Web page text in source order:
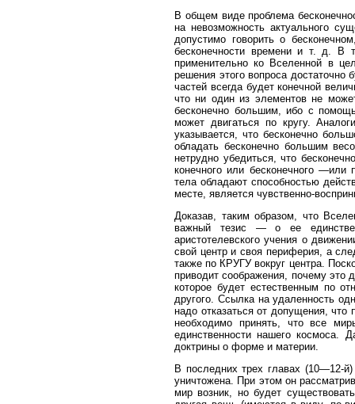
В общем виде проблема
на невозможность актуального
допустимо говорить о
бесконечности времени и т. д. В
применительно ко Вселенной в
решения этого вопроса достаточно
частей всегда будет конечной
что ни один из элементов не
бесконечно большим, ибо с
может двигаться по кругу.
указывается, что бесконечно
обладать бесконечно большим
нетрудно убедиться, что
конечного или бесконечного —или
тела обладают способностью
месте, является чувственно-
Доказав, таким образом, что
важный тезис — о ее
аристотелевского учения о
свой центр и своя периферия, а
также по КРУГУ вокруг центра.
приводит соображения, почему это
которое будет естественным по
другого. Ссылка на удаленность
надо отказаться от допущения,
необходимо принять, что все
единственности нашего
доктрины о форме и материи.
В последних трех главах (10—12-
уничтожена. При этом он
мир возник, но будет